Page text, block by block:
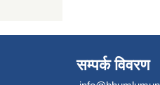
सम्पर्क विवरण